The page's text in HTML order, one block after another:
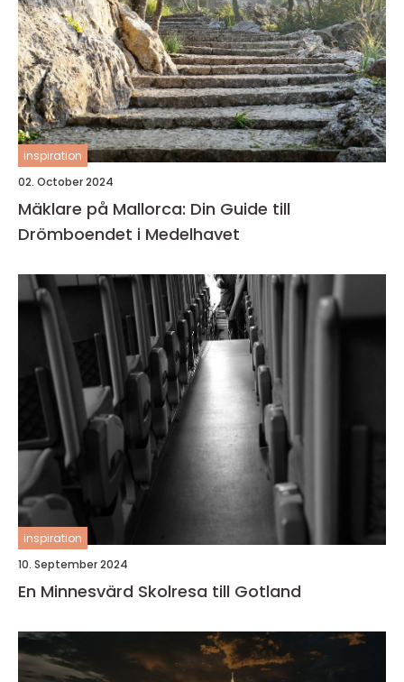
inspiration
02. October 2024
Mäklare på Mallorca: Din Guide till
Drömboendet i Medelhavet
inspiration
10. September 2024
En Minnesvärd Skolresa till Gotland